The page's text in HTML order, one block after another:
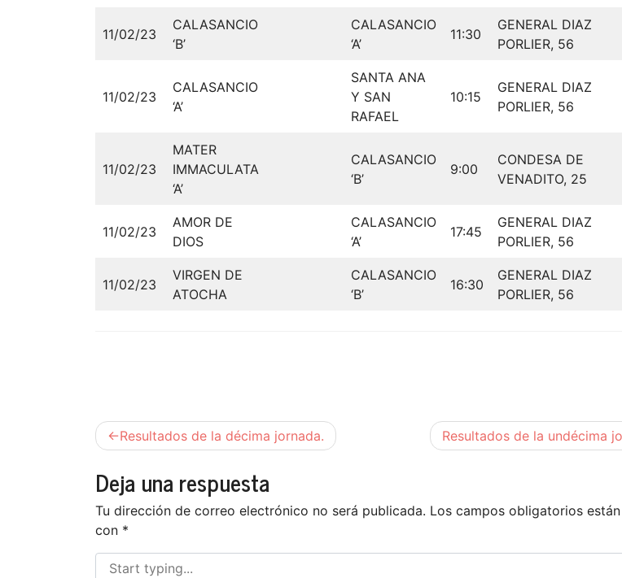
11/02/23
CALASANCIO
‘B’
CALASANCIO
‘A’
11:30
GENERAL DIAZ
PORLIER, 56
11/02/23
CALASANCIO
‘A’
SANTA ANA
Y SAN
RAFAEL
10:15
GENERAL DIAZ
PORLIER, 56
11/02/23
MATER
IMMACULATA
‘A’
CALASANCIO
‘B’
9:00
CONDESA DE
VENADITO, 25
11/02/23
AMOR DE
DIOS
CALASANCIO
‘A’
17:45
GENERAL DIAZ
PORLIER, 56
11/02/23
VIRGEN DE
ATOCHA
CALASANCIO
‘B’
16:30
GENERAL DIAZ
PORLIER, 56
Navegación
de
entradas
Resultados de la décima jornada. Resultados de la undécima
Deja una respuesta
Tu dirección de correo electrónico no será publicada. Los campos obligatorios
con *